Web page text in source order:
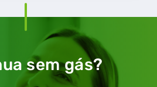
sem gás?
DE POUPANÇA
FALHA DE GÁS